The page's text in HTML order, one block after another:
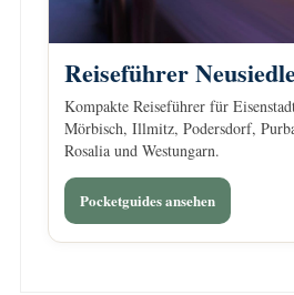
Reiseführer
Kompakte Reiseführer für
Mörbisch, Illmitz, Podersdorf,
Rosalia und Westungarn.
Pocketguides ansehen